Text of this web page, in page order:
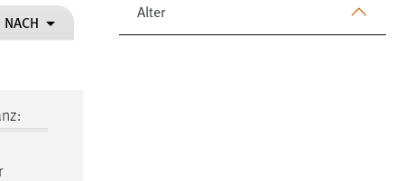
Alter
NACH